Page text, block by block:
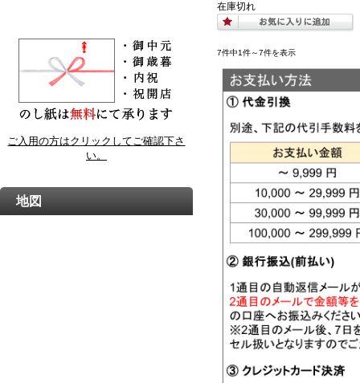
在庫切れ
7件中1件～7件を表示
ご入用の方はクリックしてご確認下さ
い。
地図